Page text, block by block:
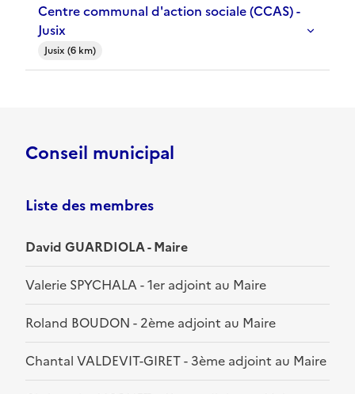
Centre communal d'action sociale (CCAS) -
Jusix
Jusix (6 km)
Conseil municipal
Liste des membres
David GUARDIOLA - Maire
Valerie SPYCHALA - 1er adjoint au Maire
Roland BOUDON - 2ème adjoint au Maire
Chantal VALDEVIT-GIRET - 3ème adjoint au Maire